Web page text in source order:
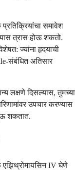
प्रतिक्रियांचा समावेश
त्रास होऊ शकतो.
ज्यांना हृदयाची
संबंधित अतिसार
लक्षणे दिसल्यास, तुमच्या
उपचार करण्यास
शकतात.
एझिथ्रोमायसिन IV घेणे